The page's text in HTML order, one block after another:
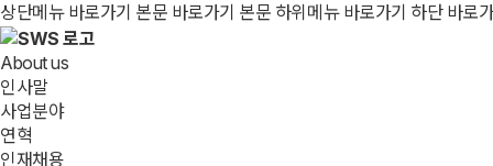
상단메뉴 바로가기 본문 바로가기 본문 하위메뉴 바로가기 하단 바로
About us
인사말
사업분야
연혁
인재채용